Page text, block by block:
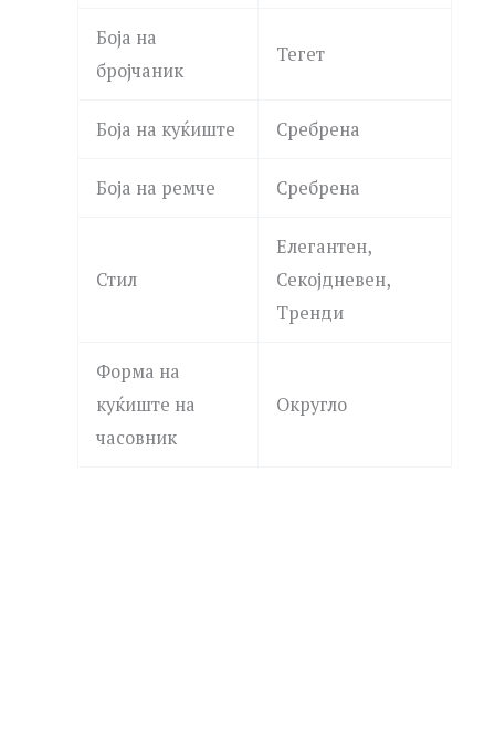
Боја на
бројчаник
Тегет
Боја на куќиште Сребрена
Боја на ремче Сребрена
Стил
Елегантен,
Секојдневен,
Тренди
Форма на
куќиште на
часовник
Округло